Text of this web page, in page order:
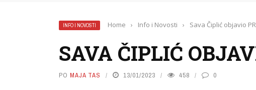
INFO I NOVOSTI Home › Info i Novosti › Sava Čiplić objavio
SAVA ČIPLIĆ
PO MAJA TAS 13/01/2023 458 0